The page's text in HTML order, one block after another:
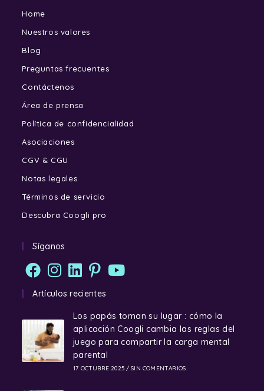
Home
Nuestros valores
Blog
Preguntas frecuentes
Contáctenos
Área de prensa
Política de confidencialidad
Asociaciones
CGV & CGU
Notas legales
Términos de servicio
Descubra Coogli pro
Síganos
Artículos recientes
Los papás toman su lugar : cómo la
aplicación Coogli cambia las reglas del
juego para compartir la carga mental
parental
17 OCTUBRE 2025 / SIN COMENTARIOS